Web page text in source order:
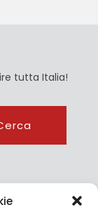
tutta Italia!